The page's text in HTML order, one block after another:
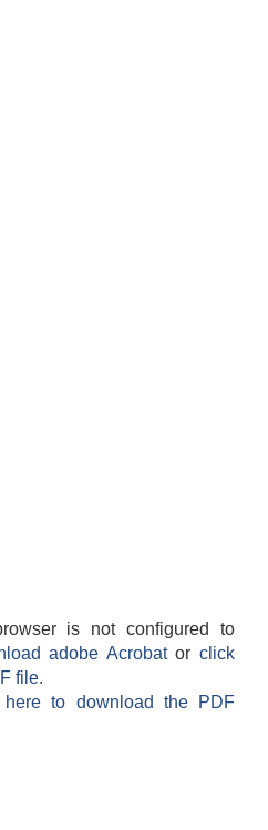
is not configured to
adobe Acrobatorclick
file.
here to download the PDF